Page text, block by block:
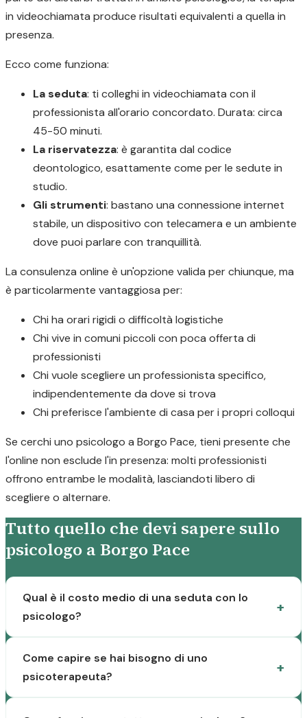
in videochiamata produce risultati equivalenti a quella in
presenza.
Ecco come funziona:
La seduta: ti colleghi in videochiamata con il
professionista all'orario concordato. Durata: circa
45-50 minuti.
La riservatezza: è garantita dal codice
deontologico, esattamente come per le sedute in
studio.
Gli strumenti: bastano una connessione internet
stabile, un dispositivo con telecamera e un ambiente
dove puoi parlare con tranquillità.
La consulenza online è un'opzione valida per chiunque, ma
è particolarmente vantaggiosa per:
Chi ha orari rigidi o difficoltà logistiche
Chi vive in comuni piccoli con poca offerta di
professionisti
Chi vuole scegliere un professionista specifico,
indipendentemente da dove si trova
Chi preferisce l'ambiente di casa per i propri colloqui
Se cerchi uno psicologo a Borgo Pace, tieni presente che
l'online non esclude l'in presenza: molti professionisti
offrono entrambe le modalità, lasciandoti libero di
scegliere o alternare.
Tutto quello che devi sapere sullo
psicologo a Borgo Pace
Qual è il costo medio di una seduta con lo
psicologo?
Come capire se hai bisogno di uno
psicoterapeuta?